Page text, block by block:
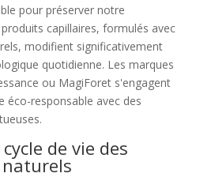
pour préserver notre
capillaires, formulés avec
modifient significativement
quotidienne. Les marques
ou MagiForet s'engagent
éco-responsable avec des
de vie des